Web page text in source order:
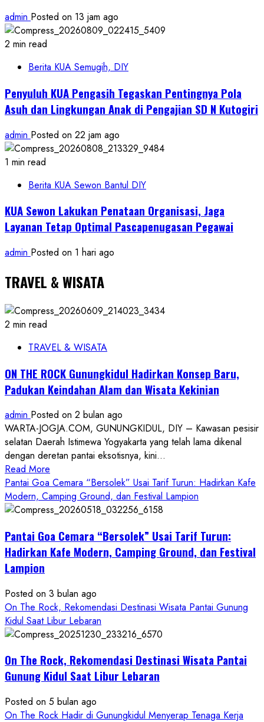
admin Posted on 13 jam ago
2 min read
Berita KUA Semugih, DIY
Penyuluh KUA Pengasih Tegaskan Pentingnya Pola
Asuh dan Lingkungan Anak di Pengajian SD N Kutogiri
admin Posted on 22 jam ago
1 min read
Berita KUA Sewon Bantul DIY
KUA Sewon Lakukan Penataan Organisasi, Jaga
Layanan Tetap Optimal Pascapenugasan Pegawai
admin Posted on 1 hari ago
TRAVEL & WISATA
2 min read
TRAVEL & WISATA
ON THE ROCK Gunungkidul Hadirkan Konsep Baru,
Padukan Keindahan Alam dan Wisata Kekinian
admin Posted on 2 bulan ago
WARTA-JOGJA.COM, GUNUNGKIDUL, DIY – Kawasan pesisir
selatan Daerah Istimewa Yogyakarta yang telah lama dikenal
dengan deretan pantai eksotisnya, kini...
Read More
more
about
ON
ROCK
Gunungkidul
Baru,
Padukan
Keindahan
Alam
Wisata
Kekinian
Pantai Goa Cemara “Bersolek” Usai Tarif Turun: Hadirkan Kafe
Modern, Camping Ground, dan Festival Lampion
Pantai Goa Cemara “Bersolek” Usai Tarif Turun:
Hadirkan Kafe Modern, Camping Ground, dan Festival
Lampion
Posted on 3 bulan ago
On The Rock, Rekomendasi Destinasi Wisata Pantai Gunung
Kidul Saat Libur Lebaran
On The Rock, Rekomendasi Destinasi Wisata Pantai
Gunung Kidul Saat Libur Lebaran
Posted on 5 bulan ago
On The Rock Hadir di Gunungkidul Menyerap Tenaga Kerja